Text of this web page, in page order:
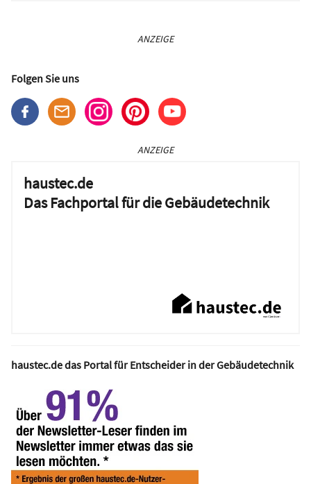
ANZEIGE
Folgen Sie uns
ANZEIGE
haustec.de
Das Fachportal für die Gebäudetechnik
haustec.de das Portal für Entscheider in der Gebäudetechnik